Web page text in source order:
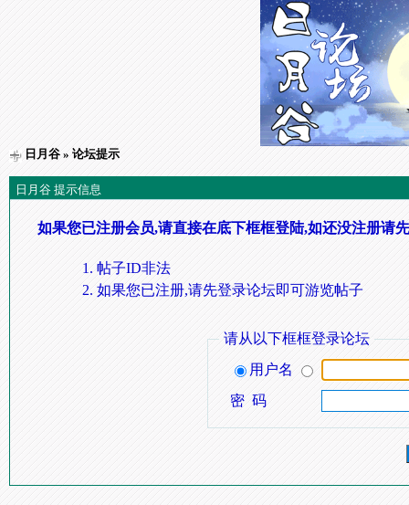
日月谷» 论坛提示
日月谷 提示信息
如果您已注册会员,请直接在底下框框登陆,如还没注册请
帖子ID非法
如果您已注册,请先登录论坛即可游览帖子
请从以下框框登录论坛
用户名
密 码